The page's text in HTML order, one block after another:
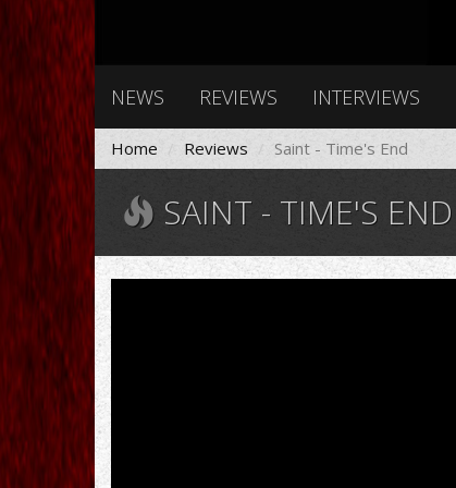
NEWS REVIEWS INTERVIEWS
Home Reviews Saint - Time's End
SAINT - TIME'S END
Saint
-
''Times
End
1986''